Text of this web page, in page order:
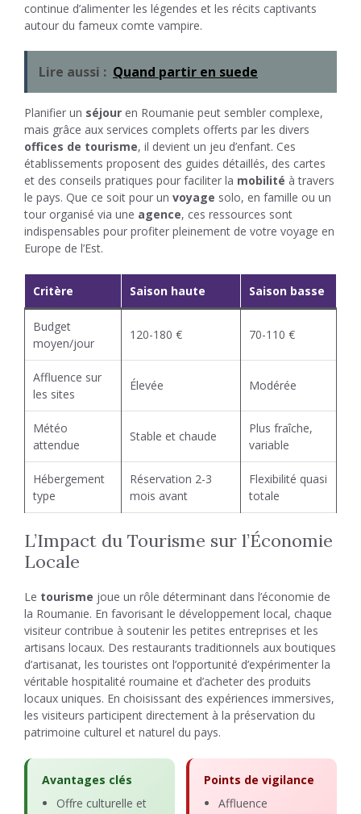
continue d’alimenter les légendes et les récits captivants
autour du fameux comte vampire.
Lire aussi : Quand partir en suede
Planifier un séjour en Roumanie peut sembler complexe,
mais grâce aux services complets offerts par les divers
offices de tourisme, il devient un jeu d’enfant. Ces
établissements proposent des guides détaillés, des cartes
et des conseils pratiques pour faciliter la mobilité à travers
le pays. Que ce soit pour un voyage solo, en famille ou un
tour organisé via une agence, ces ressources sont
indispensables pour profiter pleinement de votre voyage en
Europe de l’Est.
Critère Saison haute Saison basse
Budget
moyen/jour
120-180 € 70-110 €
Affluence sur
les sites
Élevée Modérée
Météo
attendue
Stable et chaude
Plus fraîche,
variable
Hébergement
type
Réservation 2-3
mois avant
Flexibilité quasi
totale
L’Impact du Tourisme sur l’Économie
Locale
Le tourisme joue un rôle déterminant dans l’économie de
la Roumanie. En favorisant le développement local, chaque
visiteur contribue à soutenir les petites entreprises et les
artisans locaux. Des restaurants traditionnels aux boutiques
d’artisanat, les touristes ont l’opportunité d’expérimenter la
véritable hospitalité roumaine et d’acheter des produits
locaux uniques. En choisissant des expériences immersives,
les visiteurs participent directement à la préservation du
patrimoine culturel et naturel du pays.
Avantages clés
Offre culturelle et
Points de vigilance
Affluence